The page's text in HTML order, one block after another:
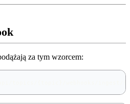
za tym wzorcem: